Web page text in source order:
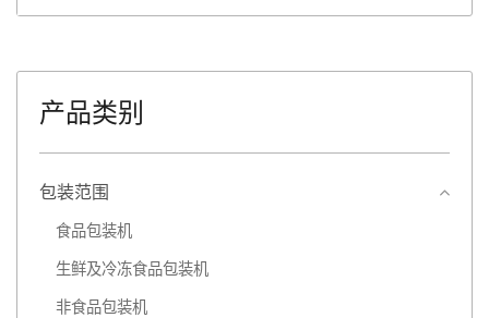
产品类别
包装范围
食品包装机
生鲜及冷冻食品包装机
非食品包装机